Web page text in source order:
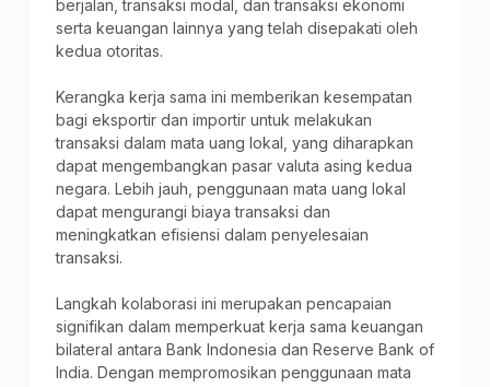
berjalan, transaksi modal, dan transaksi ekonomi
serta keuangan lainnya yang telah disepakati oleh
kedua otoritas.
Kerangka kerja sama ini memberikan kesempatan
bagi eksportir dan importir untuk melakukan
transaksi dalam mata uang lokal, yang diharapkan
dapat mengembangkan pasar valuta asing kedua
negara. Lebih jauh, penggunaan mata uang lokal
dapat mengurangi biaya transaksi dan
meningkatkan efisiensi dalam penyelesaian
transaksi.
Langkah kolaborasi ini merupakan pencapaian
signifikan dalam memperkuat kerja sama keuangan
bilateral antara Bank Indonesia dan Reserve Bank of
India. Dengan mempromosikan penggunaan mata